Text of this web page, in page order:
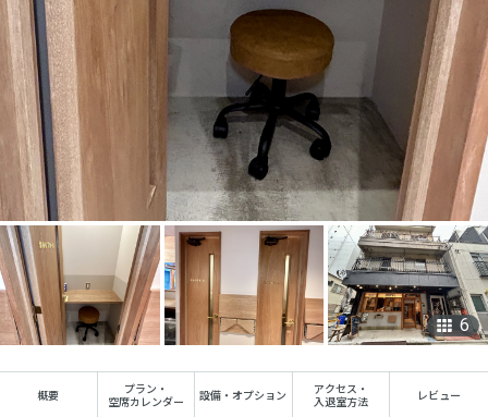
6
概要
プラン ・
空席カレンダー
設備・オプション
アクセス ・
入退室方法
レビュー